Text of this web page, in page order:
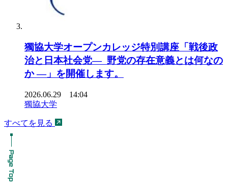
獨協大学オープンカレッジ特別講座「戦後政
治と日本社会党― 野党の存在意義とは何なの
か ―」を開催します。
2026.06.29 14:04
獨協大学
すべてを見る